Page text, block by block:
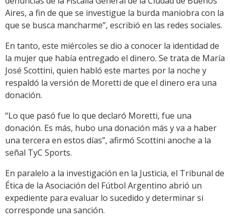
Aires, a fin de que se investigue la burda maniobra con la
que se busca mancharme”, escribió en las redes sociales.
En tanto, este miércoles se dio a conocer la identidad de
la mujer que había entregado el dinero. Se trata de María
José Scottini, quien habló este martes por la noche y
respaldó la versión de Moretti de que el dinero era una
donación.
“Lo que pasó fue lo que declaró Moretti, fue una
donación. Es más, hubo una donación más y va a haber
una tercera en estos días”, afirmó Scottini anoche a la
señal TyC Sports.
En paralelo a la investigación en la Justicia, el Tribunal de
Ética de la Asociación del Fútbol Argentino abrió un
expediente para evaluar lo sucedido y determinar si
corresponde una sanción.